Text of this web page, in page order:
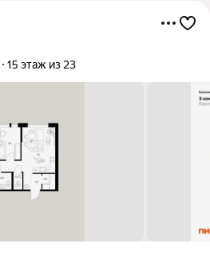
15 этаж из 23